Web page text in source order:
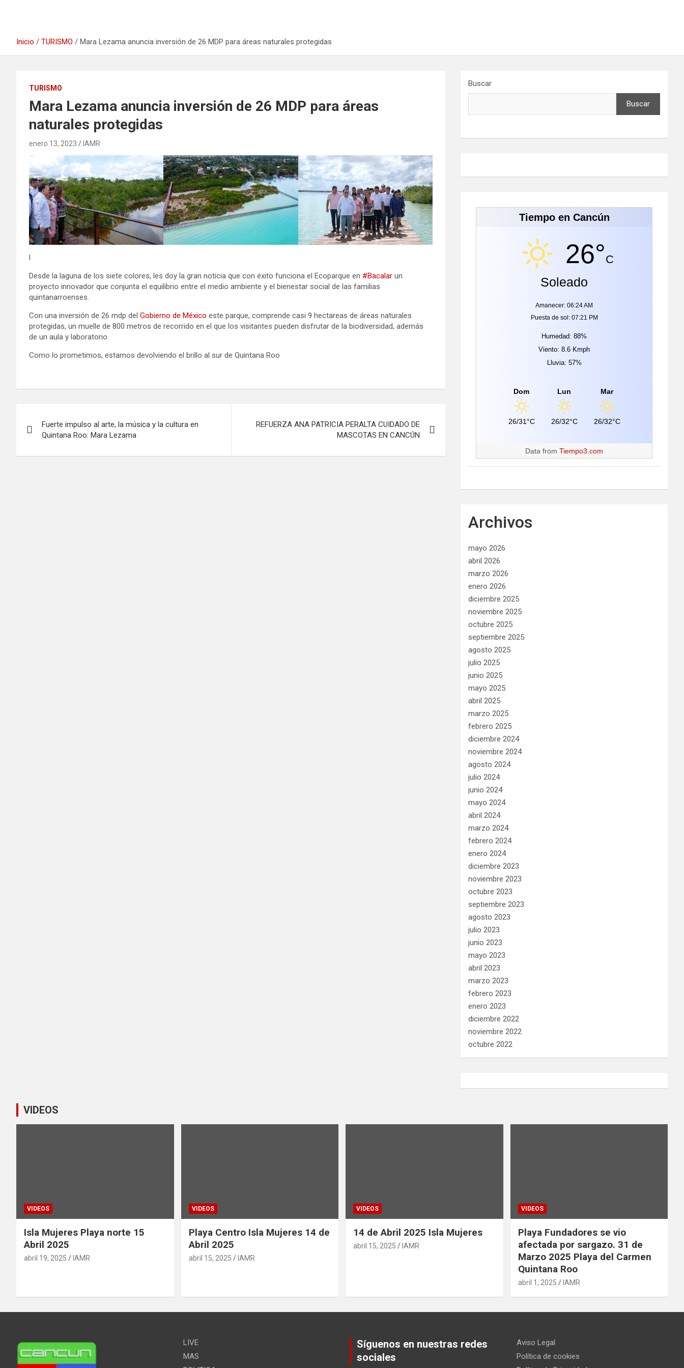
Inicio TURISMO Mara Lezama anuncia inversión de 26 MDP para áreas naturales protegidas
TURISMO
Mara Lezama anuncia inversión de 26 MDP para áreas
naturales protegidas
enero 13, 2023 IAMR
l
Desde la laguna de los siete colores, les doy la gran noticia que con éxito funciona el Ecoparque en #Bacalar un
proyecto innovador que conjunta el equilibrio entre el medio ambiente y el bienestar social de las familias
quintanarroenses.
Con una inversión de 26 mdp del Gobierno de México este parque, comprende casi 9 hectareas de áreas naturales
protegidas, un muelle de 800 metros de recorrido en el que los visitantes pueden disfrutar de la biodiversidad, además
de un aula y laboratorio.
Como lo prometimos, estamos devolviendo el brillo al sur de Quintana Roo
de
entradas
Fuerte impulso al arte, la música y la cultura en
Quintana Roo: Mara Lezama
REFUERZA ANA PATRICIA PERALTA CUIDADO DE
MASCOTAS EN CANCÚN
Buscar
Buscar
Tiempo en Cancún
26°C
Soleado
Amanecer: 06:24 AM
Puesta de sol: 07:21 PM
Humedad: 88%
Viento: 8.6 Kmph
Lluvia: 57%
Dom
26/31°C
Lun
26/32°C
Mar
26/32°C
Data fromTiempo3.com
Archivos
mayo 2026
abril 2026
marzo 2026
enero 2026
diciembre 2025
noviembre 2025
octubre 2025
septiembre 2025
agosto 2025
julio 2025
junio 2025
mayo 2025
abril 2025
marzo 2025
febrero 2025
diciembre 2024
noviembre 2024
agosto 2024
julio 2024
junio 2024
mayo 2024
abril 2024
marzo 2024
febrero 2024
enero 2024
diciembre 2023
noviembre 2023
octubre 2023
septiembre 2023
agosto 2023
julio 2023
junio 2023
mayo 2023
abril 2023
marzo 2023
febrero 2023
enero 2023
diciembre 2022
noviembre 2022
octubre 2022
VIDEOS
VIDEOS
Isla Mujeres Playa norte 15
Abril 2025
abril 19, 2025 IAMR
VIDEOS
Playa Centro Isla Mujeres 14 de
Abril 2025
abril 15, 2025 IAMR
VIDEOS
14 de Abril 2025 Isla Mujeres
abril 15, 2025 IAMR
VIDEOS
Playa Fundadores se vio
afectada por sargazo. 31 de
Marzo 2025 Playa del Carmen
Quintana Roo
abril 1, 2025 IAMR
LIVE
MAS
Síguenos en nuestras redes
sociales
Aviso Legal
Política de cookies